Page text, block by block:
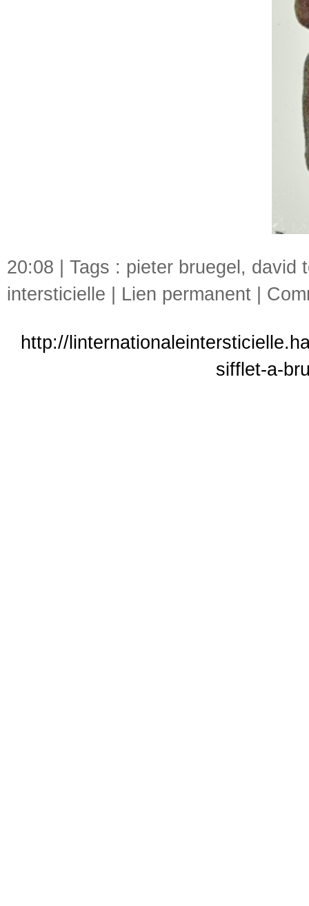
20:08 | Tags : pieter bruegel , david
intersticielle
Lien permanent
http://
sifflet-a-